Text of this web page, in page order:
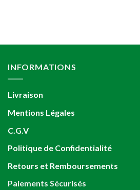
INFORMATIONS
Livraison
Mentions Légales
C.G.V
Politique de Confidentialité
Retours et Remboursements
Paiements Sécurisés